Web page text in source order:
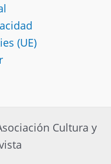
(UE)
Cultura y